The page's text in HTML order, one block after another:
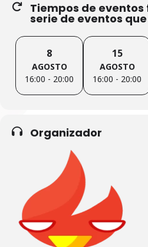
Tiempos de
serie de eventos
8
AGOSTO
16:00 - 20:00
15
AGOSTO
16:00 - 20:00
Organizador